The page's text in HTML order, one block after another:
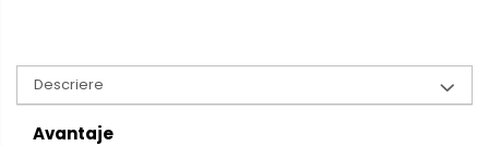
Descriere
Avantaje